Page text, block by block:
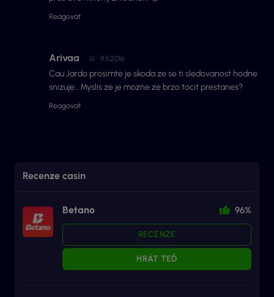
Reagovat
Arivaa 9.11.2016
Cau Jardo prosimte je skoda ze se ti sledovanost hodne
snizuje.. Myslis ze je mozne ze brzo tocit prestanes?
Reagovat
Recenze casin
Betano 96%
RECENZE
HRÁT TEĎ